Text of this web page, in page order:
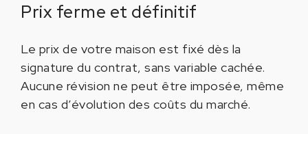
Prix ferme et définitif
Le prix de votre maison est fixé dès la
signature du contrat, sans variable cachée.
Aucune révision ne peut être imposée, même
en cas d’évolution des coûts du marché.